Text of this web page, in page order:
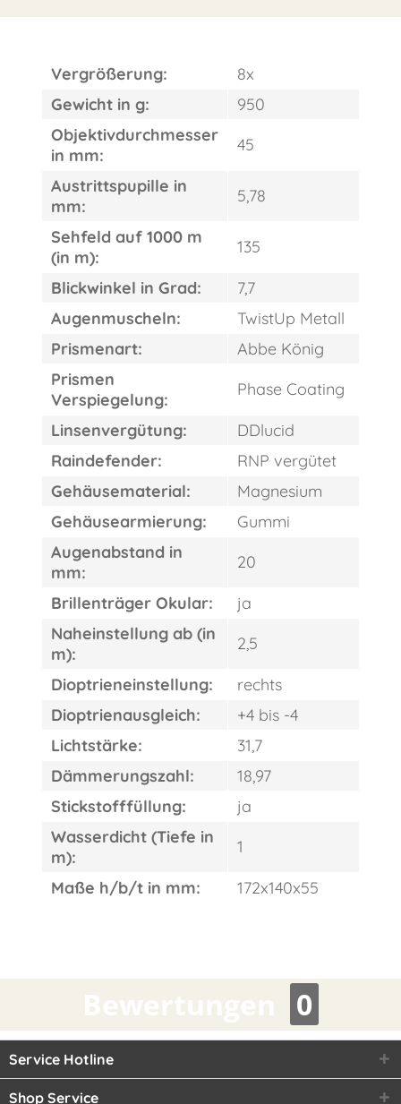
Vergrößerung:
8x
Gewicht in g:
950
Objektivdurchmesser
in mm:
45
Austrittspupille in
mm:
5,78
Sehfeld auf 1000 m
(in m):
135
Blickwinkel in Grad:
7,7
Augenmuscheln:
TwistUp Metall
Prismenart:
Abbe König
Prismen
Verspiegelung:
Phase Coating
Linsenvergütung:
DDlucid
Raindefender:
RNP vergütet
Gehäusematerial:
Magnesium
Gehäusearmierung:
Gummi
Augenabstand in
mm:
20
Brillenträger Okular:
ja
Naheinstellung ab (in
m):
2,5
Dioptrieneinstellung:
rechts
Dioptrienausgleich:
+4 bis -4
Lichtstärke:
31,7
Dämmerungszahl:
18,97
Stickstofffüllung:
ja
Wasserdicht (Tiefe in
m):
1
Maße h/b/t in mm:
172x140x55
0
Service Hotline
Shop Service